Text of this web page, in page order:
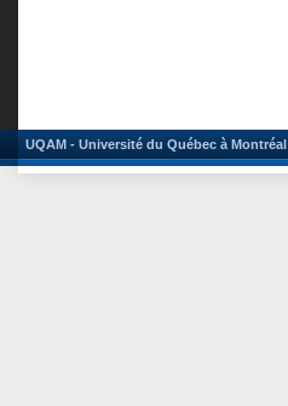
UQAM - Université du Québec à Montréal